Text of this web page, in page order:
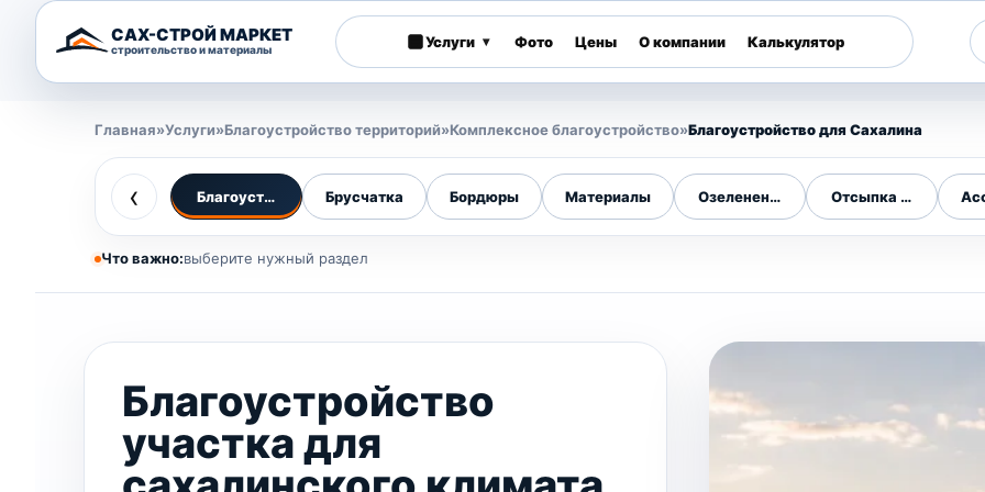
САХ-СТРОЙ МАРКЕТ
строительство и материалы Услуги ▾ Фото Цены О компании Калькулятор
Главная»Услуги»Благоустройство территорий»Комплексное благоустройство»Благоустройство для Сахалина
‹ Благоустройство для Сахалина
Брусчатка Бордюры Материалы Озеленение участковОтсыпка и
Что важно:выберите нужный раздел
Благоустройство
участка для